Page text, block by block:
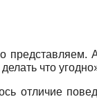
А
что
отличие